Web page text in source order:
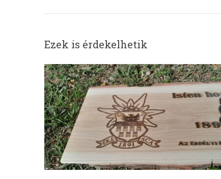
Ezek is érdekelhetik